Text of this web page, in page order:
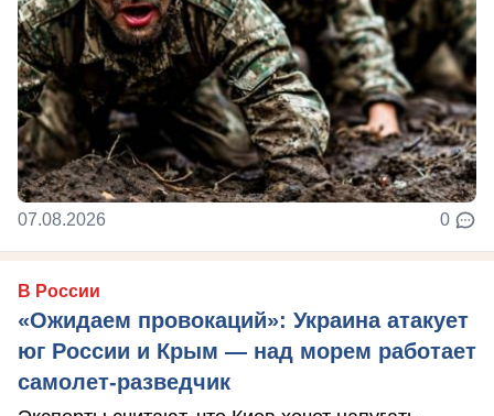
07.08.2026 0
В России
«Ожидаем провокаций»: Украина атакует
юг России и Крым — над морем работает
самолет-разведчик